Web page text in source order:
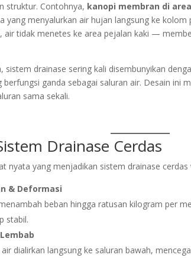
struktur. Contohnya, kanopi membran di
yang menyalurkan air hujan langsung ke
air tidak menetes ke area pejalan kaki —
sistem drainase sering kali disembunyikan
ganda sebagai saluran air. Desain ini
sama sekali.
Drainase Cerdas
nyata yang menjadikan sistem drainase
& Deformasi
beban hingga ratusan kilogram per
stabil.
dialirkan langsung ke saluran bawah,